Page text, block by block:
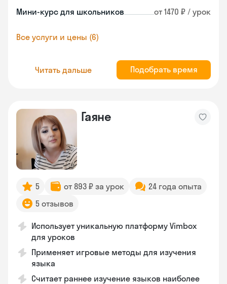
Мини-курс для школьников от 1470 ₽ / урок
Все услуги и цены (6)
Читать дальше Подобрать время
Гаяне
5 от 893 ₽ за урок
24 года опыта
5 отзывов
Использует уникальную платформу Vimbox
для уроков
Применяет игровые методы для изучения
языка
Считает раннее изучение языков наиболее